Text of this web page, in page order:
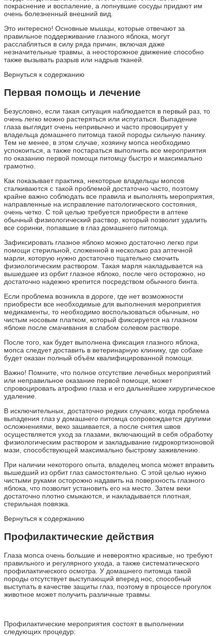
покраснение и воспаление, а лопнувшие сосуды придают им
очень болезненный внешний вид.
Это интересно! Основные мышцы, которые отвечают за
правильное поддерживание глазного яблока, могут
расслабляться в силу ряда причин, включая даже
незначительные травмы, а неосторожное движение способно
также вызывать разрыв или надрыв тканей.
Вернуться к содержанию
Первая помощь и лечение
Безусловно, если такая ситуация наблюдается в первый раз, то
очень легко можно растеряться или испугаться. Выпадение
глаза выглядит очень непривычно и часто провоцирует у
владельца домашнего питомца такой породы сильную панику.
Тем не менее, в этом случае, хозяину мопса необходимо
успокоиться, а также постараться выполнить все мероприятия
по оказанию первой помощи питомцу быстро и максимально
грамотно.
Как показывает практика, некоторые владельцы мопсов
сталкиваются с такой проблемой достаточно часто, поэтому
крайне важно соблюдать все правила и выполнять мероприятия,
направленные на исправление патологического состояния,
очень четко. С той целью требуется приобрести в аптеке
обычный физиологический раствор, который позволит удалить
все соринки, попавшие в глаз домашнего питомца.
Зафиксировать глазное яблоко можно достаточно легко при
помощи стерильной, сложенной в несколько раз аптечной
марли, которую нужно достаточно тщательно смочить
физиологическим раствором. Такая марля накладывается на
вышедшее из орбит глазное яблоко, после чего осторожно, но
достаточно надежно крепится посредством обычного бинта.
Если проблема возникла в дороге, где нет возможности
приобрести все необходимые для выполнения мероприятия
медикаменты, то необходимо воспользоваться обычным, но
чистым носовым платком, который фиксируется на глазном
яблоке после смачивания в слабом солевом растворе.
После того, как будет выполнена фиксация глазного яблока,
мопса следует доставить в ветеринарную клинику, где собаке
будет оказан полный объём квалифицированной помощи.
Важно! Помните, что полное отсутствие лечебных мероприятий
или неправильное оказание первой помощи, может
спровоцировать атрофию глаза и его дальнейшее хирургическое
удаление.
В исключительных, достаточно редких случаях, когда проблема
выпадения глаз у домашнего питомца сопровождается другими
осложнениями, веко зашивается, а после снятия швов
осуществляется уход за глазами, включающий в себя обработку
физиологическим раствором и закладывание гидрокортизоновой
мази, способствующей максимально быстрому заживлению.
При наличии некоторого опыта, владелец мопса может вправить
вышедший из орбит глаз самостоятельно. С этой целью нужно
чистыми руками осторожно надавить на поверхность глазного
яблока, что позволит установить его на место. Затем веки
достаточно плотно смыкаются, и накладывается плотная,
стерильная повязка.
Вернуться к содержанию
Профилактические действия
Глаза мопса очень большие и невероятно красивые, но требуют
правильного и регулярного ухода, а также систематического
профилактического осмотра. У домашнего питомца такой
породы отсутствует выступающий вперед нос, способный
выступать в качестве защиты глаз, поэтому в процессе прогулок
животное может получить различные травмы.
Профилактические мероприятия состоят в выполнении
следующих процедур: